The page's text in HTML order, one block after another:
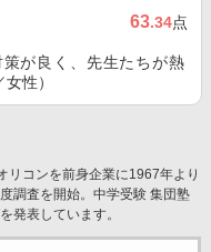
63.34点
が良く、先生たちが熱
性）
リコンを前身企業に1967年より
調査を開始。中学受験 集団塾
発表しています。